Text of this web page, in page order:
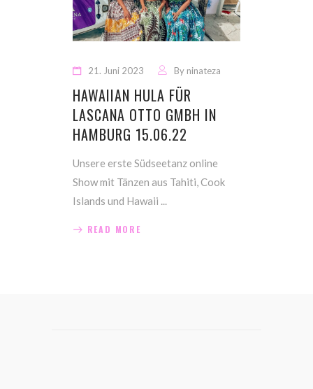
21. Juni 2023 By ninateza
HAWAIIAN HULA FÜR
LASCANA OTTO GMBH IN
HAMBURG 15.06.22
Unsere erste Südseetanz online
Show mit Tänzen aus Tahiti, Cook
Islands und Hawaii
READ MORE